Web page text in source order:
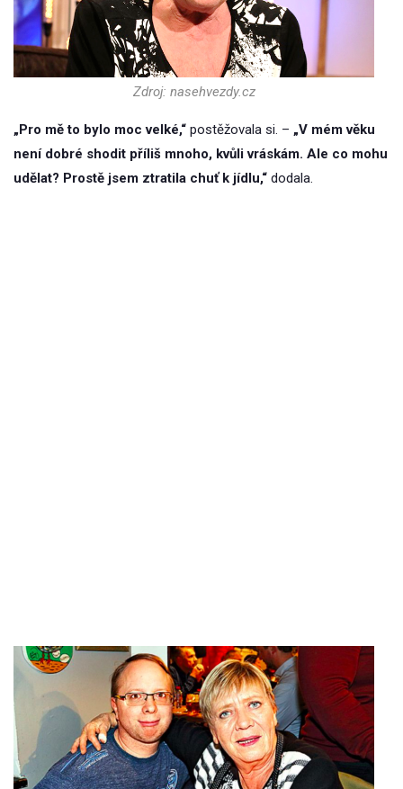
Zdroj: nasehvezdy.cz
„Pro mě to bylo moc velké,“ postěžovala si. – „V mém věku
není dobré shodit příliš mnoho, kvůli vráskám. Ale co mohu
udělat? Prostě jsem ztratila chuť k jídlu,“ dodala.